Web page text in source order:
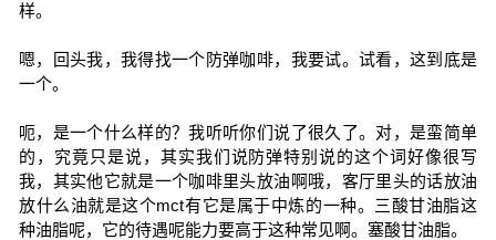
样。
嗯，回头我，我得找一个防弹咖啡，我要试。试看，这到底是
一个。
呃，是一个什么样的？我听听你们说了很久了。对，是蛮简单
的，究竟只是说，其实我们说防弹特别说的这个词好像很写
我，其实他它就是一个咖啡里头放油啊哦，客厅里头的话放油
放什么油就是这个mct有它是属于中炼的一种。三酸甘油脂这
种油脂呢，它的待遇呢能力要高于这种常见啊。塞酸甘油脂。